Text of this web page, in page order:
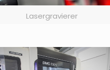
Lasergravierer